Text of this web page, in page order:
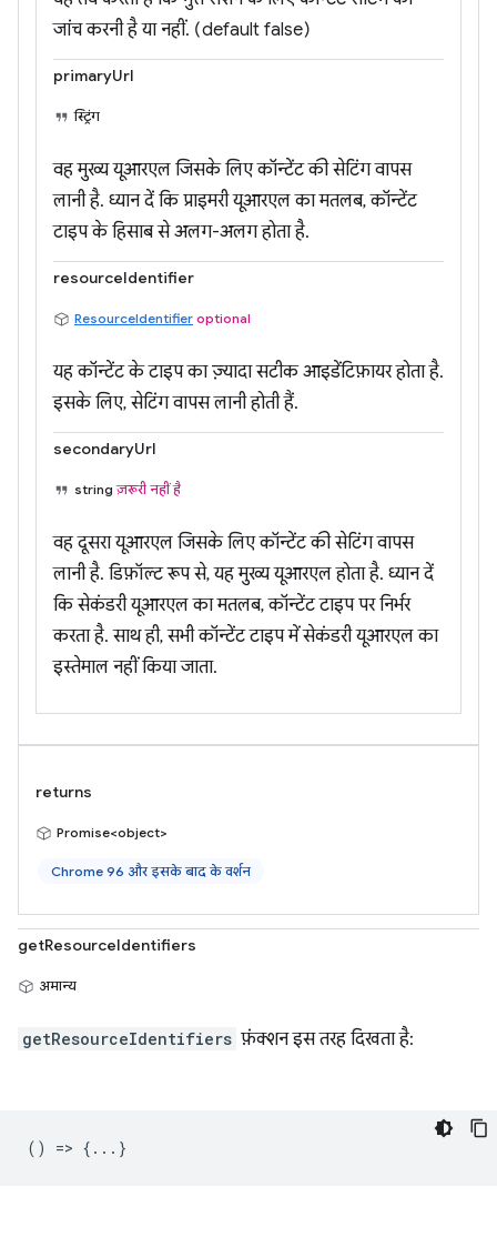
जांच करनी है या नहीं. (default false)
primaryUrl
स्ट्रिंग
वह मुख्य यूआरएल जिसके लिए कॉन्टेंट की सेटिंग वापस
लानी है. ध्यान दें कि प्राइमरी यूआरएल का मतलब, कॉन्टेंट
टाइप के हिसाब से अलग-अलग होता है.
resourceIdentifier
ResourceIdentifier optional
यह कॉन्टेंट के टाइप का ज़्यादा सटीक आइडेंटिफ़ायर होता है.
इसके लिए, सेटिंग वापस लानी होती हैं.
secondaryUrl
stringज़रूरी नहीं है
वह दूसरा यूआरएल जिसके लिए कॉन्टेंट की सेटिंग वापस
लानी है. डिफ़ॉल्ट रूप से, यह मुख्य यूआरएल होता है. ध्यान दें
कि सेकंडरी यूआरएल का मतलब, कॉन्टेंट टाइप पर निर्भर
करता है. साथ ही, सभी कॉन्टेंट टाइप में सेकंडरी यूआरएल का
इस्तेमाल नहीं किया जाता.
returns
Promise<object>
Chrome 96 और इसके बाद के वर्शन
getResourceIdentifiers
अमान्य
getResourceIdentifiers फ़ंक्शन इस तरह दिखता है:
() => {...}